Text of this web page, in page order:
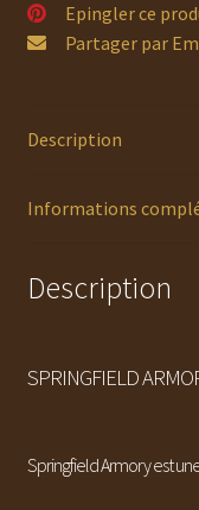
Epingler ce
Partager par
Description
Informations
Description
SPRINGFIELD
Springfield Armory est